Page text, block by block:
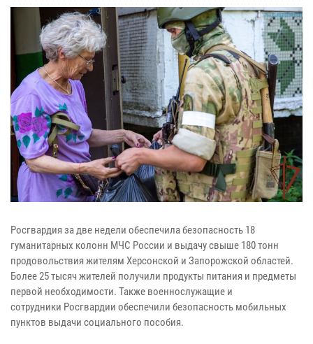
Росгвардия за две недели обеспечила безопасность 18
гуманитарных колонн МЧС России и выдачу свыше 180 тонн
продовольствия жителям Херсонской и Запорожской областей.
Более 25 тысяч жителей получили продукты питания и предметы
первой необходимости. Также военнослужащие и
сотрудники Росгвардии обеспечили безопасность мобильных
пунктов выдачи социального пособия.